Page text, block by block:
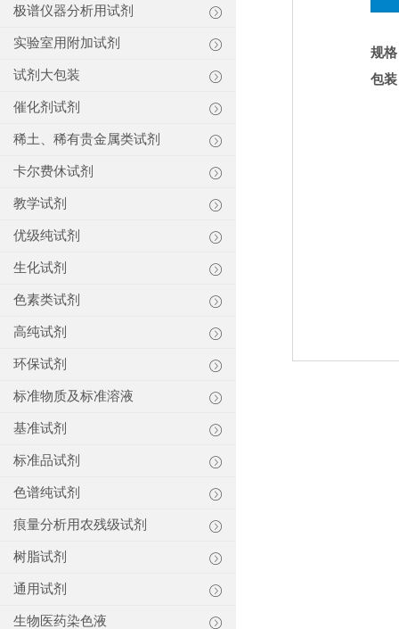
极谱仪器分析用试剂
实验室用附加试剂
试剂大包装
催化剂试剂
稀土、稀有贵金属类试剂
卡尔费休试剂
教学试剂
优级纯试剂
生化试剂
色素类试剂
高纯试剂
环保试剂
标准物质及标准溶液
基准试剂
标准品试剂
色谱纯试剂
痕量分析用农残级试剂
树脂试剂
通用试剂
生物医药染色液
规
包